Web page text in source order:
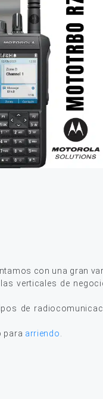
con una gran
verticales de
de
para arriendo